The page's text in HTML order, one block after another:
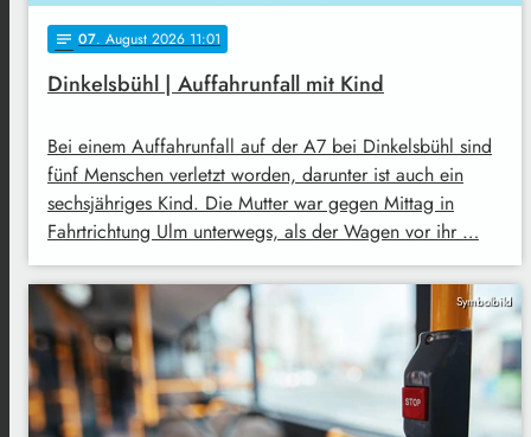
notes 07. August 2026 11:01
Dinkelsbühl | Auffahrunfall mit Kind
Bei einem Auffahrunfall auf der A7 bei Dinkelsbühl sind
fünf Menschen verletzt worden, darunter ist auch ein
sechsjähriges Kind. Die Mutter war gegen Mittag in
Fahrtrichtung Ulm unterwegs, als der Wagen vor ihr …
Symbolbild